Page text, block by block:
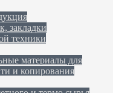
закладки
техники
материалы для
и копирования